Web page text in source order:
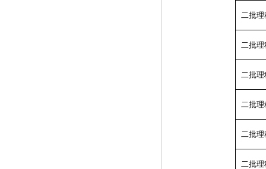
二批理
二批理
二批理
二批理
二批理
二批理